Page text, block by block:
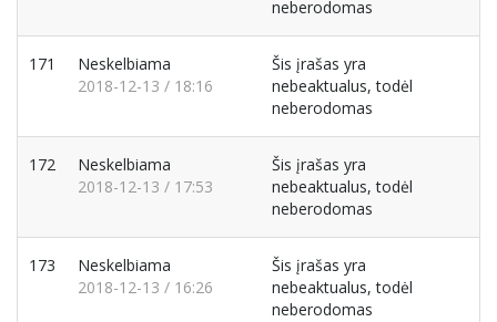
neberodomas
171
Neskelbiama
2018-12-13 / 18:16
Šis įrašas yra
nebeaktualus, todėl
neberodomas
172
Neskelbiama
2018-12-13 / 17:53
Šis įrašas yra
nebeaktualus, todėl
neberodomas
173
Neskelbiama
2018-12-13 / 16:26
Šis įrašas yra
nebeaktualus, todėl
neberodomas